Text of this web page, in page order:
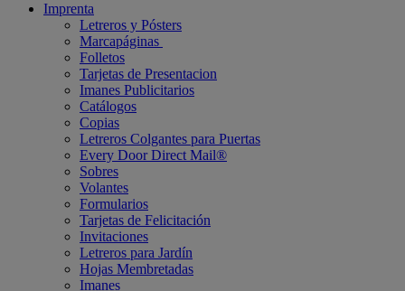
Imprenta
Letreros y Pósters
Marcapáginas
Folletos
Tarjetas de Presentacion
Imanes Publicitarios
Catálogos
Copias
Letreros Colgantes para Puertas
Every Door Direct Mail®
Sobres
Volantes
Formularios
Tarjetas de Felicitación
Invitaciones
Letreros para Jardín
Hojas Membretadas
Imanes